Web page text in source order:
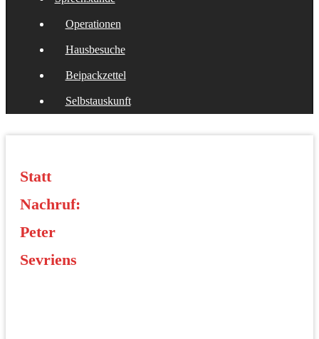
Operationen
Hausbesuche
Beipackzettel
Selbstauskunft
Statt
Nachruf:
Peter
Sevriens